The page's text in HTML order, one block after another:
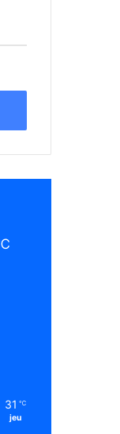
31 ℃
jeu